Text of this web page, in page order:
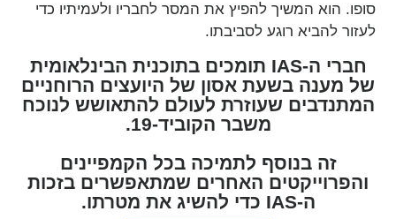
סופו. הוא המשיך להפיץ את המסר לחבריו ולעמיתיו כדי
לעזור להביא רוגע לסביבתו.
חברי ה-IAS תומכים בתוכנית הבינלאומית
של מענה בשעת אסון של היועצים הרוחניים
המתנדבים שעוזרת לעולם להתאושש לנוכח
משבר הקוביד-19.
זה בנוסף לתמיכה בכל הקמפיינים
והפרוייקטים האחרים שמתאפשרים בזכות
ה-IAS כדי להשיג את מטרתו.